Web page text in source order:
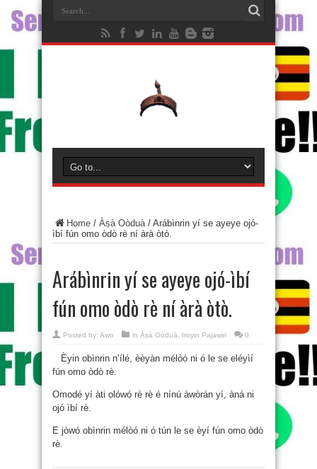
Home / Àṣà Oòduà/ Arábìnrin yí se ayeye ojó-
ìbí fún omo òdò rè ní àrà òtò.
Arábìnrin yí se ayeye ojó-ìbí
fún omo òdò rè ní àrà òtò.
Posted by: Awo in Àṣà Oòduà Iroyin Pajawiri 0
Èyin obìnrin n’ílé, èèyàn mélòó ni ó le se eléyìí
fún omo òdò rè.
Omodé yí àti olówó rè rè é nínú àwòrán yí, àná ni
ojó ìbí rè.
E jòwó obìnrin mélòó ni ó tún le se èyí fún omo òdò
rè.